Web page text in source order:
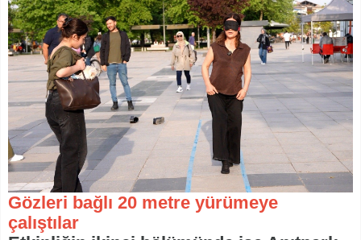
Gözleri bağlı 20 metre yürümeye
çalıştılar